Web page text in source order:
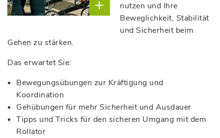
nutzen und Ihre
Beweglichkeit, Stabilität
und Sicherheit beim
Gehen zu stärken.
Das erwartet Sie:
Bewegungsübungen zur Kräftigung und
Koordination
Gehübungen für mehr Sicherheit und Ausdauer
Tipps und Tricks für den sicheren Umgang mit dem
Rollator